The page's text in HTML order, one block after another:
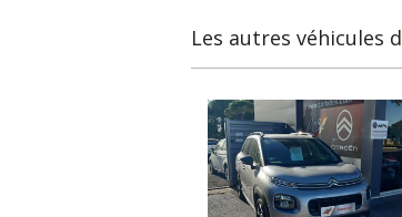
Les autres véhicules